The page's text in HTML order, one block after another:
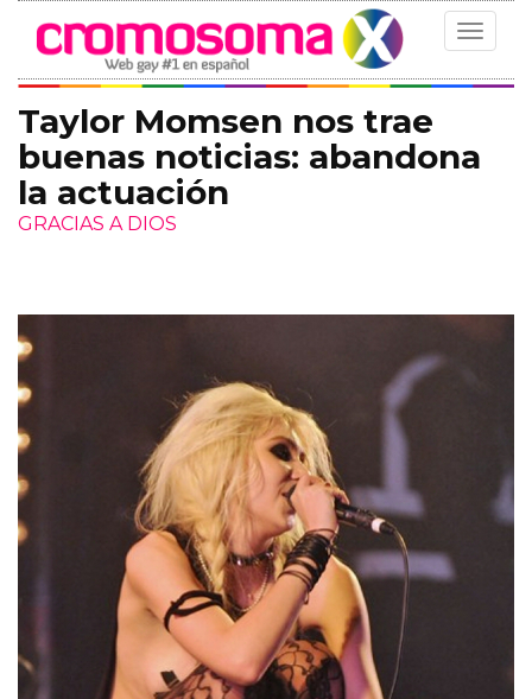
Toggle
Taylor Momsen nos trae
buenas noticias: abandona
la actuación
GRACIAS A DIOS